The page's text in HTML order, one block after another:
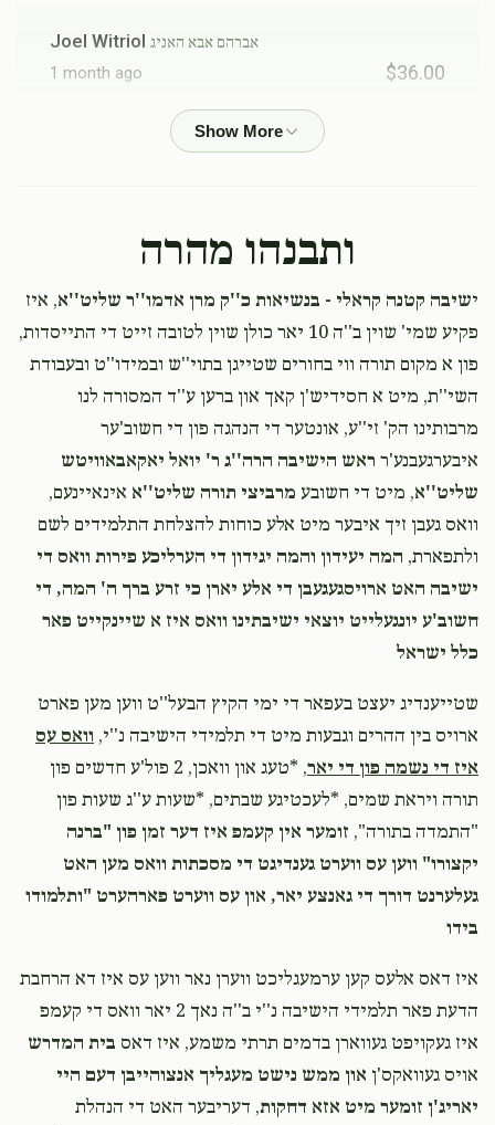
דוד בערגער
$5,000
Goal
$3,780 $7,200 52
Donors
אברהם קליינמאן
$6,000
Donated
$6,000
Goal
20
Donors
שלום נח ראזענבלאט
40
חיים סענדר אמסעל
$2,579
Donated
$2,400
Goal
45
Donors
$1,752
Donated
$1,500
Goal
47
Donors
Joel Witriol אברהם אבא האניג
1 month ago $36.00
Yisroel Kleinman משה ארי' הורוויץ
Anonymous
AA Public Adjuster Deutsch שמואל וויינשטאק
1 month ago $72.00
פאר הבחור החשוב שמואל קע‘‘ה. און הרה‘‘ח המפורסם ר‘
Naftali Engel חיים הורוויץ ואחיו הערשל הורוויץ
$120.00
ותבנהו מהרה
ישיבה קטנה קראלי - בנשיאות כ''ק מרן אדמו''ר שליט''א, איז
פקיע שמי' שוין ב''ה 10 יאר כולן שוין לטובה זייט די התייסדות,
פון א מקום תורה ווי בחורים שטייגן בתוי''ש ובמידו''ט ובעבודת
השי''ת, מיט א חסידיש'ן קאך און ברען ע''ד המסורה לנו
מרבותינו הק' זי''ע, אונטער די הנהגה פון די חשוב'ער
איבערגעבנע'ר ראש הישיבה הרה''ג ר' יואל יאקאבאוויטש
שליט''א, מיט די חשובע מרביצי תורה שליט''א אינאיינעם,
וואס געבן זיך איבער מיט אלע כוחות להצלחת התלמידים לשם
ולתפארת, המה יעידון והמה יגידון די הערליכע פירות וואס די
ישיבה האט ארויסגעגעבן די אלע יארן כי זרע ברך ה' המה, די
חשוב'ע יונגעלייט יוצאי ישיבתינו וואס איז א שיינקייט פאר
כלל ישראל
‎‎שטייענדיג יעצט בעפאר די ימי הקיץ הבעל''ט ווען מען פארט
ארויס בין ההרים וגבעות מיט די תלמידי הישיבה נ''י, וואס עס
איז די נשמה פון די יאר
, *טעג און וואכן, 2 פול'ע חדשים פון
תורה ויראת שמים, *לעכטיגע שבתים, *שעות ע''ג שעות פון
"התמדה בתורה", זומער אין קעמפ איז דער זמן פון "ברנה
יקצורו" ווען עס ווערט גענדיגט די מסכתות וואס מען האט
געלערנט דורך די גאנצע יאר, און עס ווערט פארהערט "ותלמודו
בידו
איז דאס אלעס קען ערמעגליכט ווערן נאר ווען עס איז דא הרחבת
הדעת פאר תלמידי הישיבה נ''י ב''ה נאך 2 יאר וואס די קעמפ
איז געקויפט געווארן בדמים תרתי משמע, איז דאס בית המדרש
אויס געוואקס'ן און ממש נישט מעגליך אנצוהייבן דעם היי
יאריג'ן זומער מיט אזא דחקות, דעריבער האט די הנהלת